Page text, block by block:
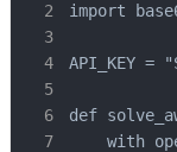
import
API_KEY =
def
with